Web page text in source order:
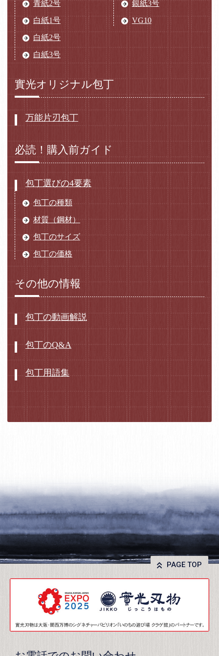
青紙2号
白紙1号
白紙2号
白紙3号
銀紙3号
VG10
實光オリジナル包丁
万能片刃包丁
必読！購入前ガイド
包丁選びの4要素
包丁の種類
材質（鋼材）
包丁のサイズ
包丁の価格
その他の情報
包丁の動画解説
包丁のQ&A
包丁用語集
PAGE TOP